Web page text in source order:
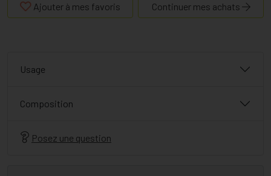
Ajouter à mes favoris Continuer mes achats
Usage
Composition
Posez une question